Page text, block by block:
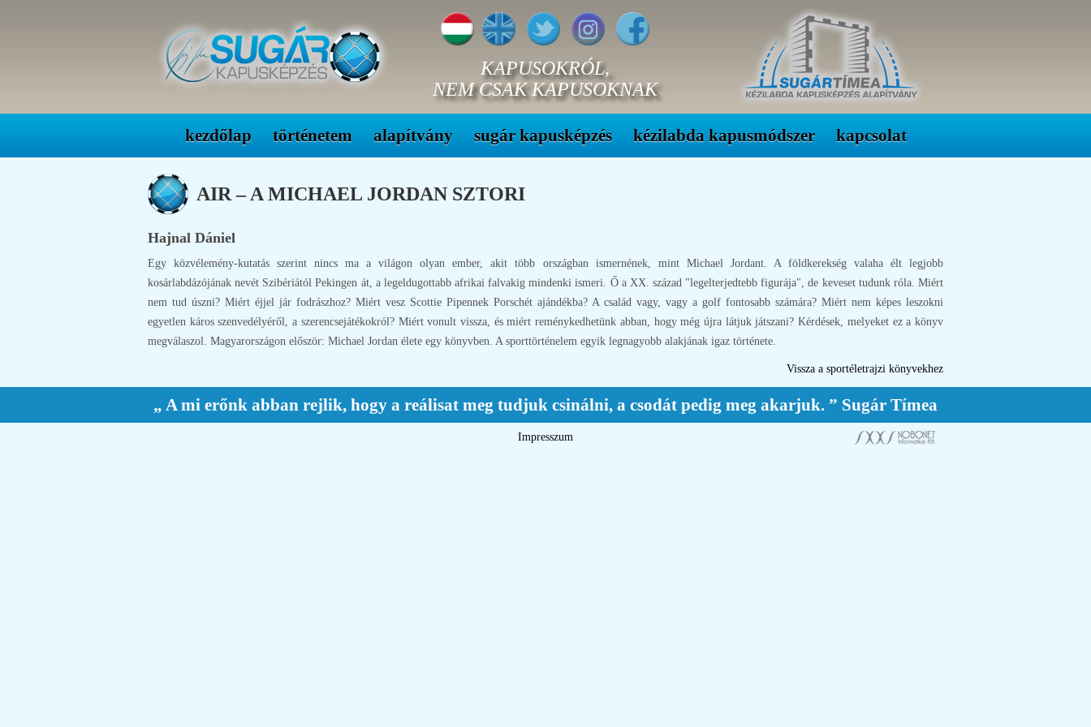
KAPUSOKRÓL,
NEM CSAK KAPUSOKNAK
kezdőlap történetem alapítvány sugár kapusképzés kézilabda kapusmódszer kapcsolat
AIR – A MICHAEL JORDAN SZTORI
Hajnal Dániel
Egy közvélemény-kutatás szerint nincs ma a világon olyan ember, akit több országban ismernének, mint Michael Jordant. A földkerekség valaha élt legjobb
kosárlabdázójának nevét Szibériától Pekingen át, a legeldugottabb afrikai falvakig mindenki ismeri. Ő a XX. század "legelterjedtebb figurája", de keveset tudunk róla. Miért
nem tud úszni? Miért éjjel jár fodrászhoz? Miért vesz Scottie Pipennek Porschét ajándékba? A család vagy, vagy a golf fontosabb számára? Miért nem képes leszokni
egyetlen káros szenvedélyéről, a szerencsejátékokról? Miért vonult vissza, és miért reménykedhetünk abban, hogy még újra látjuk játszani? Kérdések, melyeket ez a könyv
megválaszol. Magyarországon először: Michael Jordan élete egy könyvben. A sporttörténelem egyik legnagyobb alakjának igaz története.
Vissza a sportéletrajzi könyvekhez
„ A mi erőnk abban rejlik, hogy a reálisat meg tudjuk csinálni, a csodát pedig meg akarjuk. ” Sugár Tímea
Impresszum